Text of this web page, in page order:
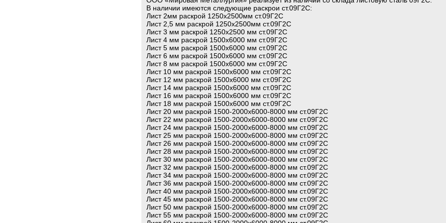
В наличии имеются следующие раскрои ст.09Г2С:
Лист 2мм раскрой 1250х2500мм ст.09Г2С
Лист 2,5 мм раскрой 1250х2500мм ст.09Г2С
Лист 3 мм раскрой 1250х2500 мм ст.09Г2С
Лист 4 мм раскрой 1500х6000 мм ст.09Г2С
Лист 5 мм раскрой 1500х6000 мм ст.09Г2С
Лист 6 мм раскрой 1500х6000 мм ст.09Г2С
Лист 8 мм раскрой 1500х6000 мм ст.09Г2С
Лист 10 мм раскрой 1500х6000 мм ст.09Г2С
Лист 12 мм раскрой 1500х6000 мм ст.09Г2С
Лист 14 мм раскрой 1500х6000 мм ст.09Г2С
Лист 16 мм раскрой 1500х6000 мм ст.09Г2С
Лист 18 мм раскрой 1500х6000 мм ст.09Г2С
Лист 20 мм раскрой 1500-2000х6000-8000 мм ст.09Г2С
Лист 22 мм раскрой 1500-2000х6000-8000 мм ст.09Г2С
Лист 24 мм раскрой 1500-2000х6000-8000 мм ст.09Г2С
Лист 25 мм раскрой 1500-2000х6000-8000 мм ст.09Г2С
Лист 26 мм раскрой 1500-2000х6000-8000 мм ст.09Г2С
Лист 28 мм раскрой 1500-2000х6000-8000 мм ст.09Г2С
Лист 30 мм раскрой 1500-2000х6000-8000 мм ст.09Г2С
Лист 32 мм раскрой 1500-2000х6000-8000 мм ст.09Г2С
Лист 34 мм раскрой 1500-2000х6000-8000 мм ст.09Г2С
Лист 36 мм раскрой 1500-2000х6000-8000 мм ст.09Г2С
Лист 40 мм раскрой 1500-2000х6000-8000 мм ст.09Г2С
Лист 45 мм раскрой 1500-2000х6000-8000 мм ст.09Г2С
Лист 50 мм раскрой 1500-2000х6000-8000 мм ст.09Г2С
Лист 55 мм раскрой 1500-2000х6000-8000 мм ст.09Г2С